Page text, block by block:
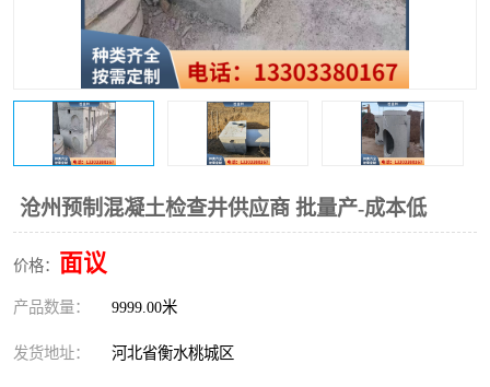
沧州预制混凝土检查井供应商 批量产-成本低
价格： 面议
产品数量： 9999.00米
发货地址： 河北省衡水桃城区